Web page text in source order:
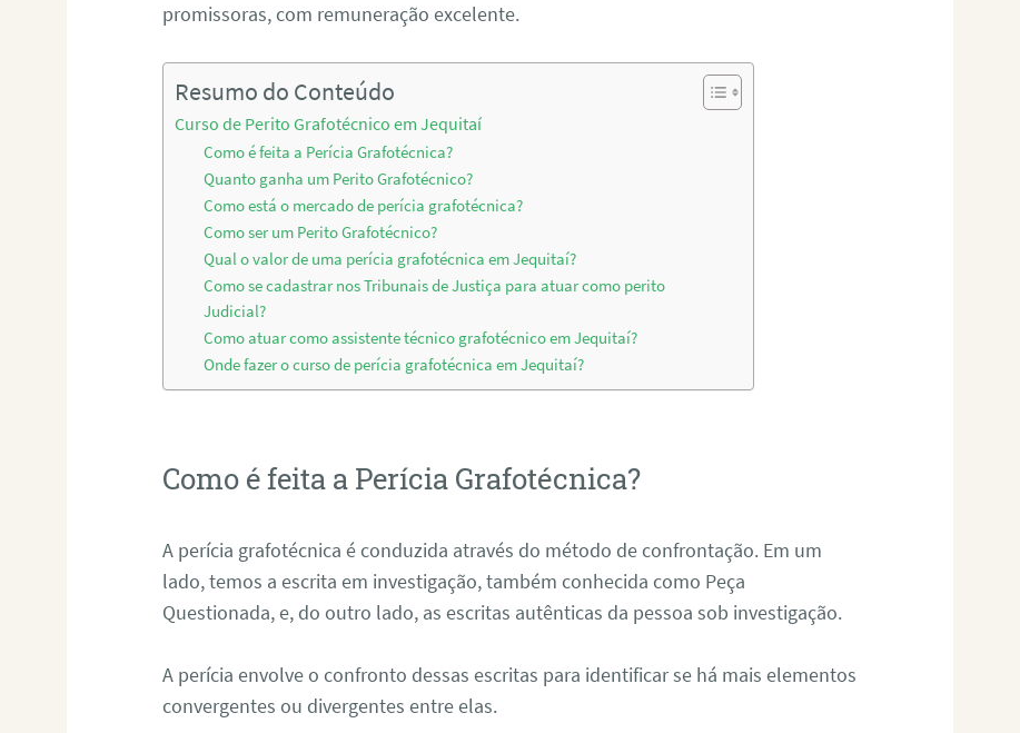
promissoras, com remuneração excelente.
Resumo do Conteúdo
Curso de Perito Grafotécnico em Jequitaí
Como é feita a Perícia Grafotécnica?
Quanto ganha um Perito Grafotécnico?
Como está o mercado de perícia grafotécnica?
Como ser um Perito Grafotécnico?
Qual o valor de uma perícia grafotécnica em Jequitaí?
Como se cadastrar nos Tribunais de Justiça para atuar como perito
Judicial?
Como atuar como assistente técnico grafotécnico em Jequitaí?
Onde fazer o curso de perícia grafotécnica em Jequitaí?
Como é feita a Perícia Grafotécnica?
A perícia grafotécnica é conduzida através do método de confrontação. Em um
lado, temos a escrita em investigação, também conhecida como Peça
Questionada, e, do outro lado, as escritas autênticas da pessoa sob investigação.
A perícia envolve o confronto dessas escritas para identificar se há mais elementos
convergentes ou divergentes entre elas.